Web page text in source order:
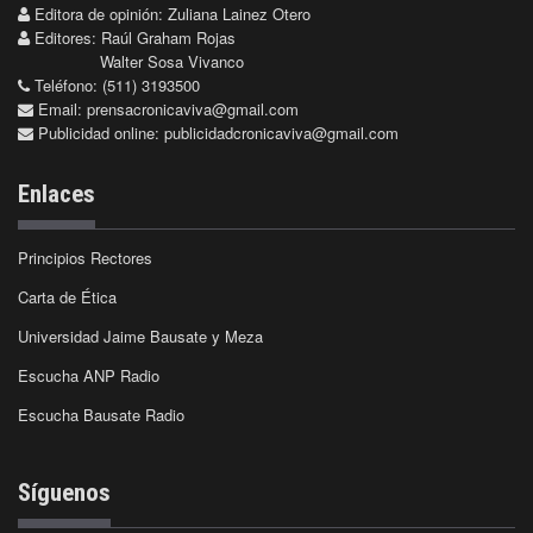
Editora de opinión: Zuliana Lainez Otero
Editores: Raúl Graham Rojas
Walter Sosa Vivanco
Teléfono: (511) 3193500
Email: prensacronicaviva@gmail.com
Publicidad online: publicidadcronicaviva@gmail.com
Enlaces
Principios Rectores
Carta de Ética
Universidad Jaime Bausate y Meza
Escucha ANP Radio
Escucha Bausate Radio
Síguenos